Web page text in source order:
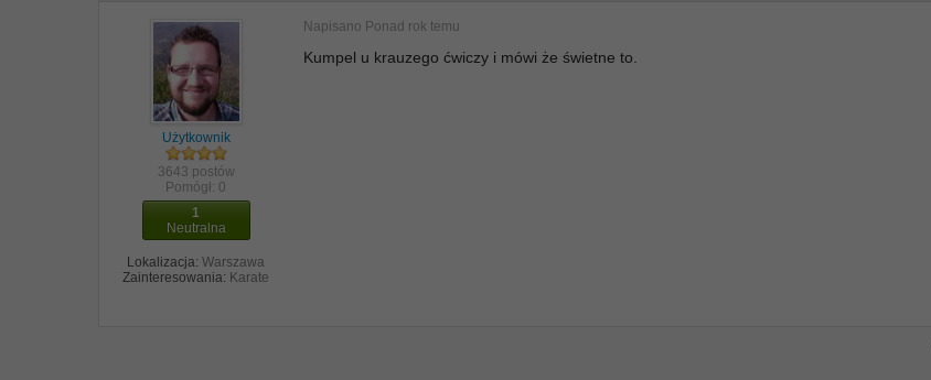
Użytkownik
3643 postów
Pomógł: 0
1
Neutralna
Lokalizacja: Warszawa
Zainteresowania: Karate
Napisano Ponad rok temu
Kumpel u krauzego ćwiczy i mówi że świetne to.